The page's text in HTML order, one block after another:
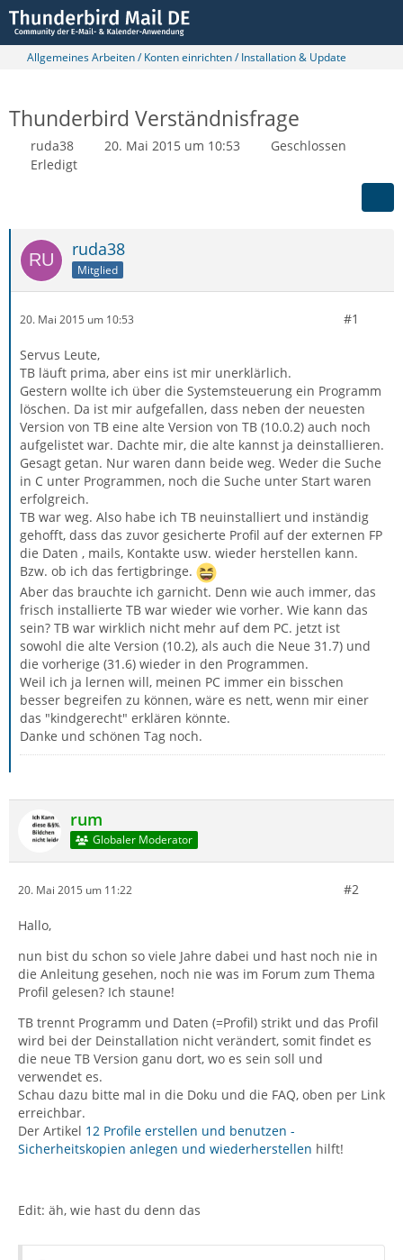
Allgemeines Arbeiten / Konten einrichten / Installation & Update
Thunderbird Verständnisfrage
ruda38 20. Mai 2015 um 10:53
Geschlossen
Erledigt
ruda38
Mitglied
20. Mai 2015 um 10:53 #1
Servus Leute,
TB läuft prima, aber eins ist mir unerklärlich.
Gestern wollte ich über die Systemsteuerung ein Programm
löschen. Da ist mir aufgefallen, dass neben der neuesten
Version von TB eine alte Version von TB (10.0.2) auch noch
aufgelistet war. Dachte mir, die alte kannst ja deinstallieren.
Gesagt getan. Nur waren dann beide weg. Weder die Suche
in C unter Programmen, noch die Suche unter Start waren
erfolgreich.
TB war weg. Also habe ich TB neuinstalliert und inständig
gehofft, dass das zuvor gesicherte Profil auf der externen FP
die Daten , mails, Kontakte usw. wieder herstellen kann.
Bzw. ob ich das fertigbringe.
Aber das brauchte ich garnicht. Denn wie auch immer, das
frisch installierte TB war wieder wie vorher. Wie kann das
sein? TB war wirklich nicht mehr auf dem PC. jetzt ist
sowohl die alte Version (10.2), als auch die Neue 31.7) und
die vorherige (31.6) wieder in den Programmen.
Weil ich ja lernen will, meinen PC immer ein bisschen
besser begreifen zu können, wäre es nett, wenn mir einer
das "kindgerecht" erklären könnte.
Danke und schönen Tag noch.
rum
Globaler Moderator
20. Mai 2015 um 11:22 #2
Hallo,
nun bist du schon so viele Jahre dabei und hast noch nie in
die Anleitung gesehen, noch nie was im Forum zum Thema
Profil gelesen? Ich staune!
TB trennt Programm und Daten (=Profil) strikt und das Profil
wird bei der Deinstallation nicht verändert, somit findet es
die neue TB Version ganu dort, wo es sein soll und
verwendet es.
Schau dazu bitte mal in die Doku und die FAQ, oben per Link
erreichbar.
Der Artikel 12 Profile erstellen und benutzen -
Sicherheitskopien anlegen und wiederherstellen hilft!
Edit: äh, wie hast du denn das